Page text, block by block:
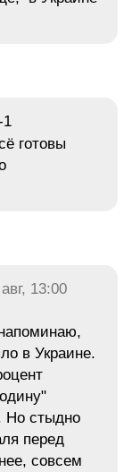
1
готовы
13:00
в Украине.
Но стыдно
перед
совсем